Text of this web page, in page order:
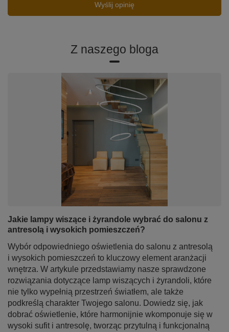
Wyślij opinię
Z naszego bloga
Jakie lampy wiszące i żyrandole wybrać do salonu z
antresolą i wysokich pomieszczeń?
Wybór odpowiedniego oświetlenia do salonu z antresolą
i wysokich pomieszczeń to kluczowy element aranżacji
wnętrza. W artykule przedstawiamy nasze sprawdzone
rozwiązania dotyczące lamp wiszących i żyrandoli, które
nie tylko wypełnią przestrzeń światłem, ale także
podkreślą charakter Twojego salonu. Dowiedz się, jak
dobrać oświetlenie, które harmonijnie wkomponuje się w
wysoki sufit i antresolę, tworząc przytulną i funkcjonalną